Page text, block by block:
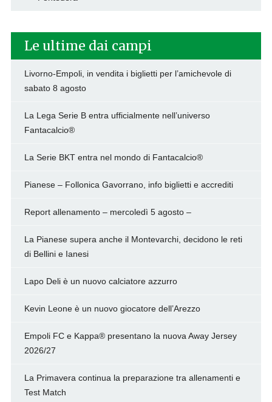
Le ultime dai campi
Livorno-Empoli, in vendita i biglietti per l’amichevole di
sabato 8 agosto
La Lega Serie B entra ufficialmente nell’universo
Fantacalcio®
La Serie BKT entra nel mondo di Fantacalcio®
Pianese – Follonica Gavorrano, info biglietti e accrediti
Report allenamento – mercoledì 5 agosto –
La Pianese supera anche il Montevarchi, decidono le reti
di Bellini e Ianesi
Lapo Deli è un nuovo calciatore azzurro
Kevin Leone è un nuovo giocatore dell’Arezzo
Empoli FC e Kappa® presentano la nuova Away Jersey
2026/27
La Primavera continua la preparazione tra allenamenti e
Test Match